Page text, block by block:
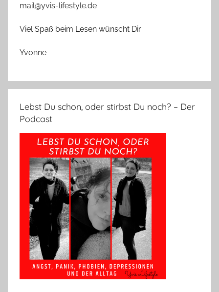
mail@yvis-lifestyle.de
Viel Spaß beim Lesen wünscht Dir
Yvonne
Lebst Du schon, oder stirbst Du noch? – Der
Podcast